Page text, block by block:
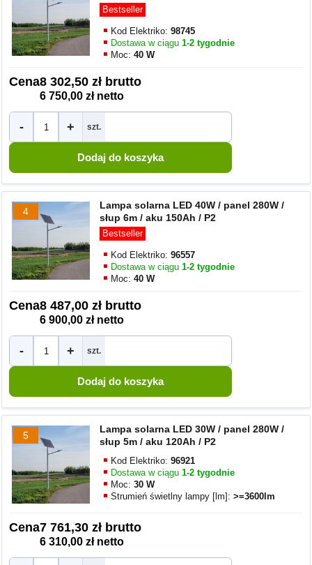
Bestseller
Kod Elektriko:98745
Dostawa w ciągu1-2 tygodnie
Moc:40 W
Cena8 302,50 zł brutto
6 750,00 zł netto
- + szt.
4
Lampa solarna LED 40W / panel 280W /
słup 6m / aku 150Ah / P2
Bestseller
Kod Elektriko:96557
Dostawa w ciągu1-2 tygodnie
Moc:40 W
Cena8 487,00 zł brutto
6 900,00 zł netto
- + szt.
5
Lampa solarna LED 30W / panel 280W /
słup 5m / aku 120Ah / P2
Kod Elektriko:96921
Dostawa w ciągu1-2 tygodnie
Moc:30 W
Strumień świetlny lampy [lm]:>=3600lm
Cena7 761,30 zł brutto
6 310,00 zł netto